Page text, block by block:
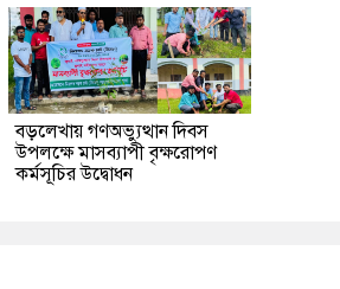
বড়লেখায় গণঅভ্যুত্থান দিবস
উপলক্ষে মাসব্যাপী বৃক্ষরোপণ
কর্মসূচির উদ্বোধন